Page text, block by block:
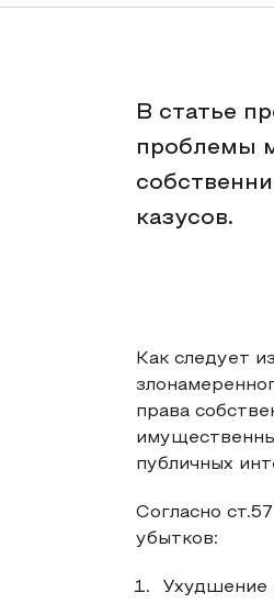
В статье
проблемы
казусов.
Как следует
права
публичных
Согласно
убытков:
Ухудшение